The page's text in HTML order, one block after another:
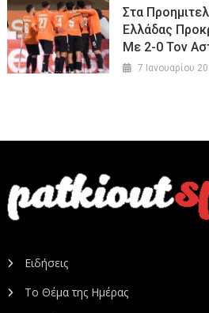
Στα
Ελλάδας
Με 2-0 Τον
7 Ιανουαρίου
Ειδήσεις
Το Θέμα της Ημέρας